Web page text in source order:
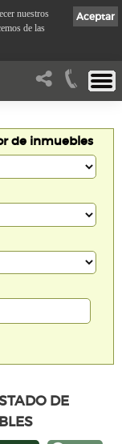
de inmuebles
DE
Aceptar
nuestros
de las